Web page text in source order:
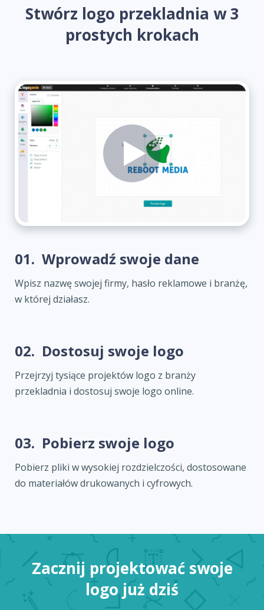
Stwórz logo przekladnia w 3
prostych krokach
01. Wprowadź swoje dane
Wpisz nazwę swojej firmy, hasło reklamowe i branżę,
w której działasz.
02. Dostosuj swoje logo
Przejrzyj tysiące projektów logo z branży
przekladnia i dostosuj swoje logo online.
03. Pobierz swoje logo
Pobierz pliki w wysokiej rozdzielczości, dostosowane
do materiałów drukowanych i cyfrowych.
Zacznij projektować swoje
logo już dziś